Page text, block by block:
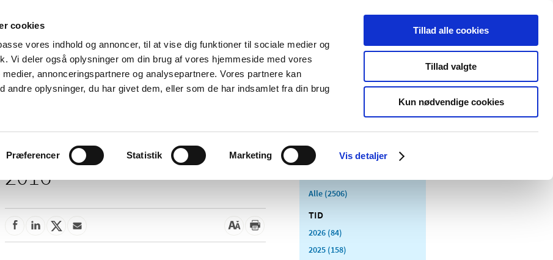
cookies
vores indhold og annoncer, til at vise dig funktioner til sociale medier og
Vi deler også oplysninger om din brug af vores hjemmeside med vores
annonceringspartnere og analysepartnere. Vores partnere kan
andre oplysninger, du har givet dem, eller som de har indsamlet fra din brug
Præferencer Statistik Marketing Vis detaljer
Tillad alle cookies
Tillad valgte
Kun nødvendige cookies
Nyheder Om os Kontakt Udgivelser
og
Tilskud og
Apoteker og salg af
Medicinsk
Særlige
produktområder
2016
Alle (2506)
TID
2026 (84)
2025 (158)